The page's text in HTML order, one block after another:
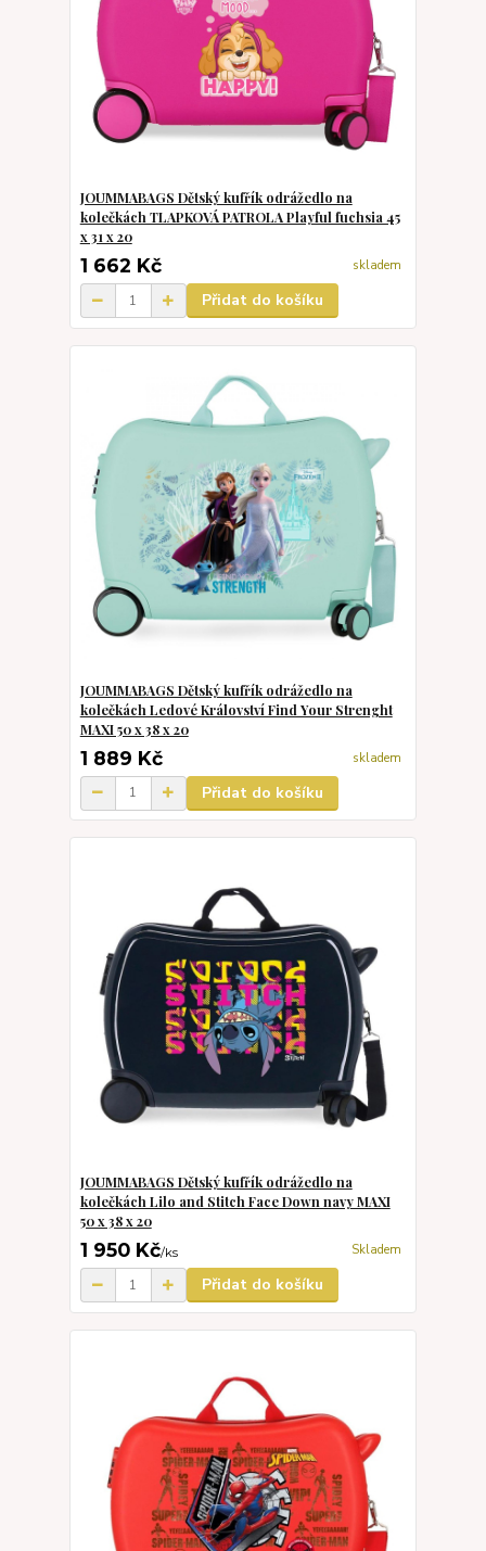
JOUMMABAGS Dětský kufřík odrážedlo na
kolečkách TLAPKOVÁ PATROLA Playful fuchsia 45
x 31 x 20
1 662 Kč skladem
Přidat do košíku
JOUMMABAGS Dětský kufřík odrážedlo na
kolečkách Ledové Království Find Your Strenght
MAXI 50 x 38 x 20
1 889 Kč skladem
Přidat do košíku
JOUMMABAGS Dětský kufřík odrážedlo na
kolečkách Lilo and Stitch Face Down navy MAXI
50 x 38 x 20
1 950 Kč/ks Skladem
Přidat do košíku